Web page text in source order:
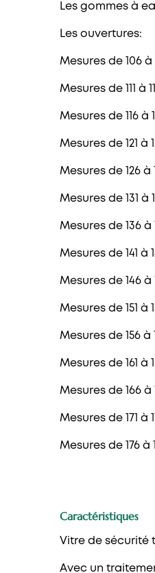
Les gommes à
Les ouvertures:
Mesures de 106
Mesures de 111 à
Mesures de 116
Mesures de 121
Mesures de 126
Mesures de 131
Mesures de 136
Mesures de 141
Mesures de 146
Mesures de 151
Mesures de 156
Mesures de 161
Mesures de 166
Mesures de 171
Mesures de 176
Caractéristiques
Vitre de sécurité
Avec un